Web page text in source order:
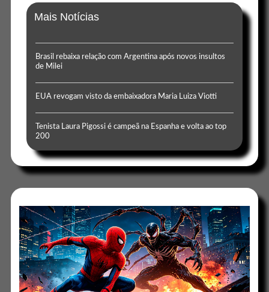
Mais Notícias
Brasil rebaixa relação com Argentina após novos insultos
de Milei
EUA revogam visto da embaixadora Maria Luiza Viotti
Tenista Laura Pigossi é campeã na Espanha e volta ao top
200